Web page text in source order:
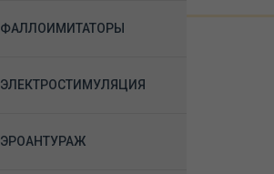
ФАЛЛОИМИТАТОРЫ
ЭЛЕКТРОСТИМУЛЯЦИЯ
ЭРОАНТУРАЖ